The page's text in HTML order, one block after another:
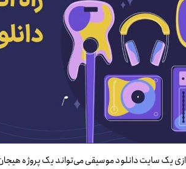
یک سایت دانلود موسیقی می‌تواند یک پروژه